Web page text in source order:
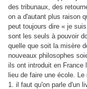
des tribunaux, des
on a d'autant plus raison
peut toujours dire « je
sont les seuls à pouvoir
quelle que soit la misère
nouveaux philosophes
ils ont introduit en France
lieu de faire une école.
1. il faut qu'on parle d'un